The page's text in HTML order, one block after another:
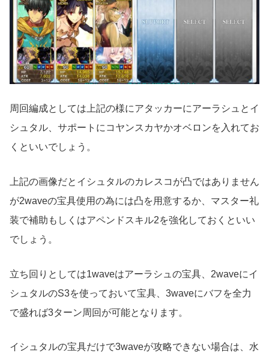
周回編成としては上記の様にアタッカーにアーラシュとイ
シュタル、サポートにコヤンスカヤかオベロンを入れてお
くといいでしょう。
上記の画像だとイシュタルのカレスコが凸ではありません
が2waveの宝具使用の為には凸を用意するか、マスター礼
装で補助もしくはアペンドスキル2を強化しておくといい
でしょう。
立ち回りとしては1waveはアーラシュの宝具、2waveにイ
シュタルのS3を使っておいて宝具、3waveにバフを全力
で盛れば3ターン周回が可能となります。
イシュタルの宝具だけで3waveが攻略できない場合は、水